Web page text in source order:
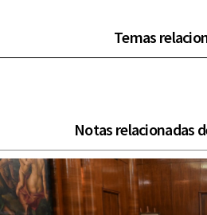
Temas
Notas relacionadas